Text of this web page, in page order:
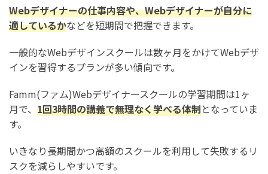
特徴
Famm(ファム)Webデザイナースクールをおすすめできな
Famm(ファム)Webデザイナースクールの無料カウンセ
Famm(ファム)Webデザイナースクールの評判・口コミ
Famm(ファム)Webデザイナースクールはなぜ無料？条件
はある？
Webデザイナーの仕事内容や、Webデザイナーが自分に
適しているかなどを短期間で把握できます。
一般的なWebデザインスクールは数ヶ月をかけてWebデザ
インを習得するプランが多い傾向です。
Famm(ファム)Webデザイナースクールの学習期間は1ヶ
月で、 1回3時間の講義で無理なく学べる体制となっていま
す。
いきなり長期間かつ高額のスクールを利用して失敗するリ
スクを減らしやすいです。